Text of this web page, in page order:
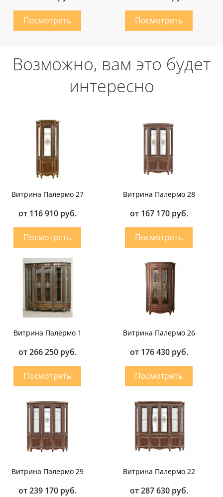
Возможно, вам это будет
интересно
Витрина Палермо 27
от 116 910 руб.
Витрина Палермо 28
от 167 170 руб.
Витрина Палермо 1
от 266 250 руб.
Витрина Палермо 26
от 176 430 руб.
Витрина Палермо 29
от 239 170 руб.
Витрина Палермо 22
от 287 630 руб.